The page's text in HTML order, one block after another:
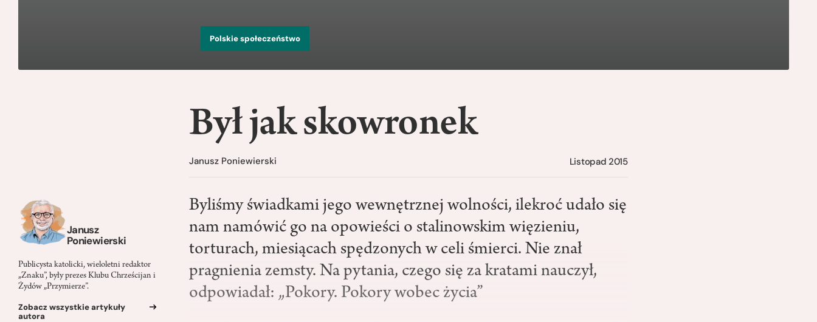
Polskie społeczeństwo
Janusz
Poniewierski
Publicysta katolicki, wieloletni redaktor
„Znaku”, były prezes Klubu Chrześcijan i
Żydów „Przymierze”.
Zobacz wszystkie artykuły
autora
Był jak skowronek
Janusz Poniewierski Listopad 2015
Byliśmy świadkami jego wewnętrznej wolności, ilekroć udało się
nam namówić go na opowieści o stalinowskim więzieniu,
torturach, miesiącach spędzonych w celi śmierci. Nie znał
pragnienia zemsty. Na pytania, czego się za kratami nauczył,
odpowiadał: „Pokory. Pokory wobec życia”